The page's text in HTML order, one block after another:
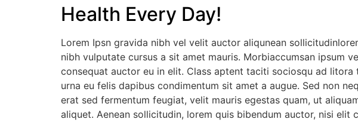
Health Every Day!
Lorem Ipsn gravida nibh vel velit auctor aliqunean
nibh vulputate cursus a sit amet mauris. Morbiaccumsan ipsum
consequat auctor eu in elit. Class aptent taciti sociosqu ad
urna eu felis dapibus condimentum sit amet a augue. Sed non
erat sed fermentum feugiat, velit mauris egestas quam, ut
aliquet. Aenean sollicitudin, lorem quis bibendum auctor, nisi